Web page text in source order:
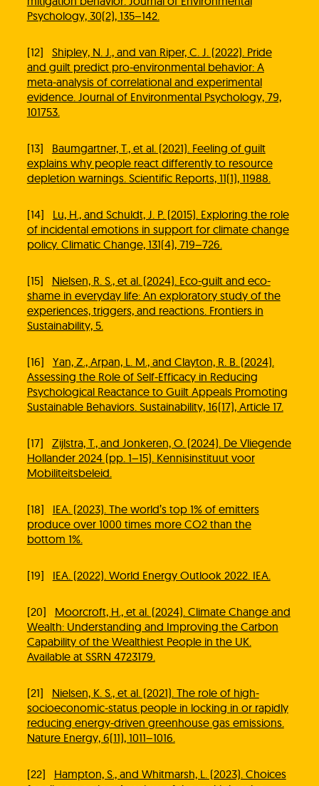
Psychology, 30(2), 135–142.
[12] Shipley, N. J., and van Riper, C. J. (2022). Pride
and guilt predict pro-environmental behavior: A
meta-analysis of correlational and experimental
evidence. Journal of Environmental Psychology, 79,
101753.
[13] Baumgartner, T., et al. (2021). Feeling of guilt
explains why people react differently to resource
depletion warnings. Scientific Reports, 11(1), 11988.
[14] Lu, H., and Schuldt, J. P. (2015). Exploring the role
of incidental emotions in support for climate change
policy. Climatic Change, 131(4), 719–726.
[15] Nielsen, R. S., et al. (2024). Eco-guilt and eco-
shame in everyday life: An exploratory study of the
experiences, triggers, and reactions. Frontiers in
Sustainability, 5.
[16] Yan, Z., Arpan, L. M., and Clayton, R. B. (2024).
Assessing the Role of Self-Efficacy in Reducing
Psychological Reactance to Guilt Appeals Promoting
Sustainable Behaviors. Sustainability, 16(17), Article 17.
[17] Zijlstra, T., and Jonkeren, O. (2024). De Vliegende
Hollander 2024 (pp. 1–15). Kennisinstituut voor
Mobiliteitsbeleid.
[18] IEA. (2023). The world’s top 1% of emitters
produce over 1000 times more CO2 than the
bottom 1%.
[19] IEA. (2022). World Energy Outlook 2022. IEA.
[20] Moorcroft, H., et al. (2024). Climate Change and
Wealth: Understanding and Improving the Carbon
Capability of the Wealthiest People in the UK.
Available at SSRN 4723179.
[21] Nielsen, K. S., et al. (2021). The role of high-
socioeconomic-status people in locking in or rapidly
reducing energy-driven greenhouse gas emissions.
Nature Energy, 6(11), 1011–1016.
[22] Hampton, S., and Whitmarsh, L. (2023). Choices
Heb je het antwoord dat je zocht niet
Stel je vraag
In behandeling
Werken bij